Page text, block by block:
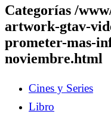
Categorías /
artwork-gtav-
prometer-mas-
noviembre.html
Cines y Series
Libro